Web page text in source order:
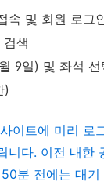
속 및 회원 로그
색
9일) 및 좌석 선
)
이트에 미리 로
니다. 이전 내한
분 전에는 대